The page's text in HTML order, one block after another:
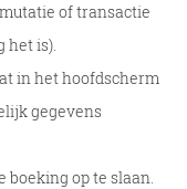
of transactie
het is).
in het hoofdscherm
gegevens
boeking op te slaan.